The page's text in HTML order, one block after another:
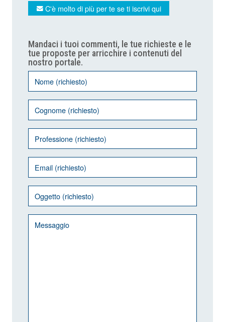
C'è molto di più per te se ti iscrivi qui
Mandaci i tuoi commenti, le tue richieste e le
tue proposte per arricchire i contenuti del
nostro portale.